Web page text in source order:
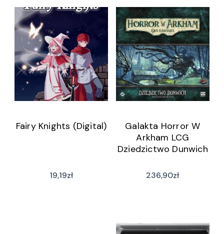
Fairy Knights (Digital)
19,19zł
Galakta Horror W
Arkham LCG
Dziedzictwo Dunwich
236,90zł